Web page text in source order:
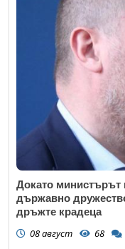
Докато министърът
държавно
дръжте крадеца
08 август 68